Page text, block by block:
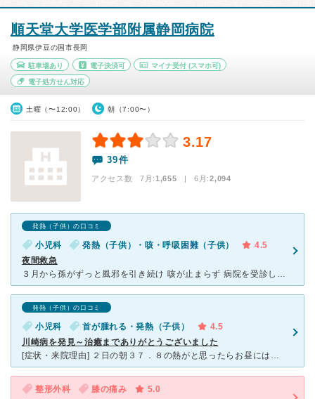
順天堂大学医学部附属静岡病院
静岡県伊豆の国市長岡
駐車場あり 電子決済可 マイナ受付 (スマホ可)
電子処方せん対応
土曜（〜12:00） 朝（7:00〜）
3.17
39件
アクセス数 7月:1,655 | 6月:2,094
発熱（子供）の口コミ
小児科 発熱（子供）・咳・呼吸困難（子供）
4.5
夜間救急
３月から孫がずっと風邪を引き続け 咳が止まらず 病院を受診してもせき止めが強くなる 抗生剤が出される 良くなったかなと思えば また鼻水、咳が止まらない 夜中咳が止まらず順天堂小児科の 救
発熱（子供）の口コミ
小児科 首が腫れる・発熱（子供）
4.5
川崎病を発見～治癒までありがとうございました
[症状・来院理由] ２日の朝３７．８の熱がと思ったらお昼には４０．０の熱それからすぐある病院にいったのですが、 その時は熱しか症状がなく夏風邪と言われたんですが、それ坐薬をうっても３８．７までしか
整形外科 膝の痛み
5.0